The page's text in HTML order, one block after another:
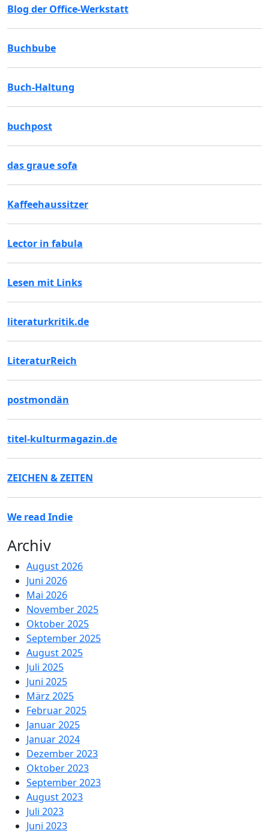
Blog der Office-Werkstatt
Buchbube
Buch-Haltung
buchpost
das graue sofa
Kaffeehaussitzer
Lector in fabula
Lesen mit Links
literaturkritik.de
LiteraturReich
postmondän
titel-kulturmagazin.de
ZEICHEN & ZEITEN
We read Indie
Archiv
August 2026
Juni 2026
Mai 2026
November 2025
Oktober 2025
September 2025
August 2025
Juli 2025
Juni 2025
März 2025
Februar 2025
Januar 2025
Januar 2024
Dezember 2023
Oktober 2023
September 2023
August 2023
Juli 2023
Juni 2023